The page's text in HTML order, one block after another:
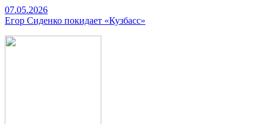
07.05.2026
Егор Сиденко покидает «Кузбасс»